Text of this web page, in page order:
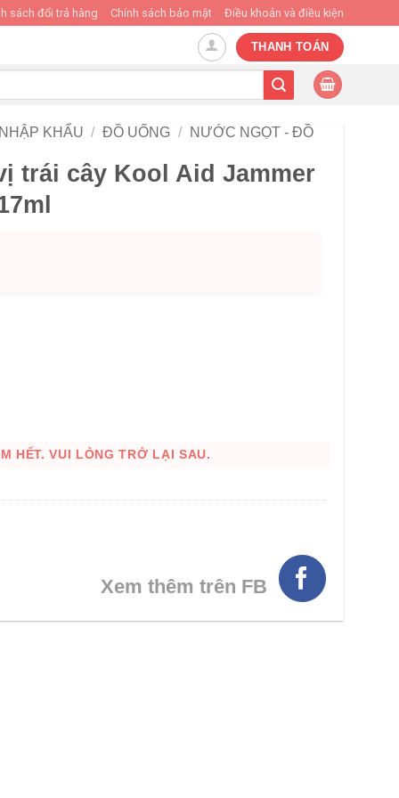
sách đổi trả hàng Chính sách bảo mật Điều khoản và điều kiện
THANH TOÁN
KHẨU / ĐỒ UỐNG /
NƯỚC NGỌT - ĐỒ
trái cây Kool Aid Jammer
HẾT. VUI LÒNG TRỞ LẠI SAU.
Xem thêm trên FB